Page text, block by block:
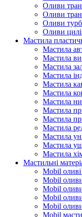
Оливи
Оливи
Оливи
Оливи
Мастила
Мастила
Мастила
Мастила
Мастила
Мастила
Мастила
Мастила
Мастила
Мастила
Мастила
Мастила
Мастила
Мастила
Мастильні
Mobil
Mobil оливи
Mobil
Mobil оливи
Mobil
Mobil